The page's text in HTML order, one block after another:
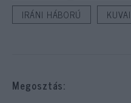
IRÁNI HÁBORÚ
Megosztás: